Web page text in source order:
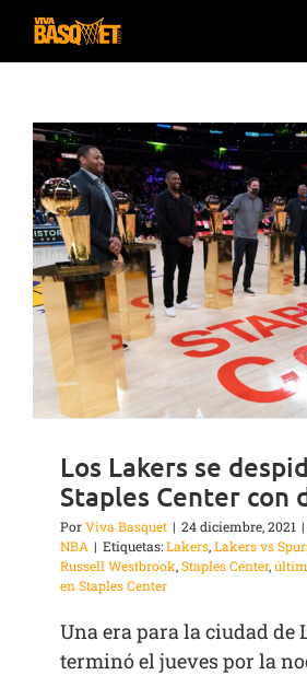
Saltar
Los Lakers se
Staples Center con
PorViva Basquet | 24 diciembre, 2021 |
NBA | Etiquetas:Lakers,Lakers vs
Russell Westbrook,Staples Center,
en Staples Center
Una era para la ciudad de
terminó el jueves por la